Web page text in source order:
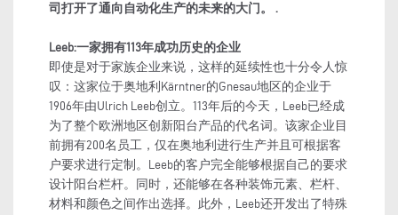
司打开了通向自动化生产的未来的大门。
.
Leeb:一家拥有113年成功历史的企业
即使是对于家族企业来说，这样的延续性也十分令人惊
叹：这家位于奥地利Kärntner的Gnesau地区的企业于
1906年由Ulrich Leeb创立。113年后的今天，Leeb已经成
为了整个欧洲地区创新阳台产品的代名词。该家企业目
前拥有200名员工，仅在奥地利进行生产并且可根据客
户要求进行定制。Leeb的客户完全能够根据自己的要求
设计阳台栏杆。同时，还能够在各种装饰元素、栏杆、
材料和颜色之间作出选择。此外，Leeb还开发出了特殊